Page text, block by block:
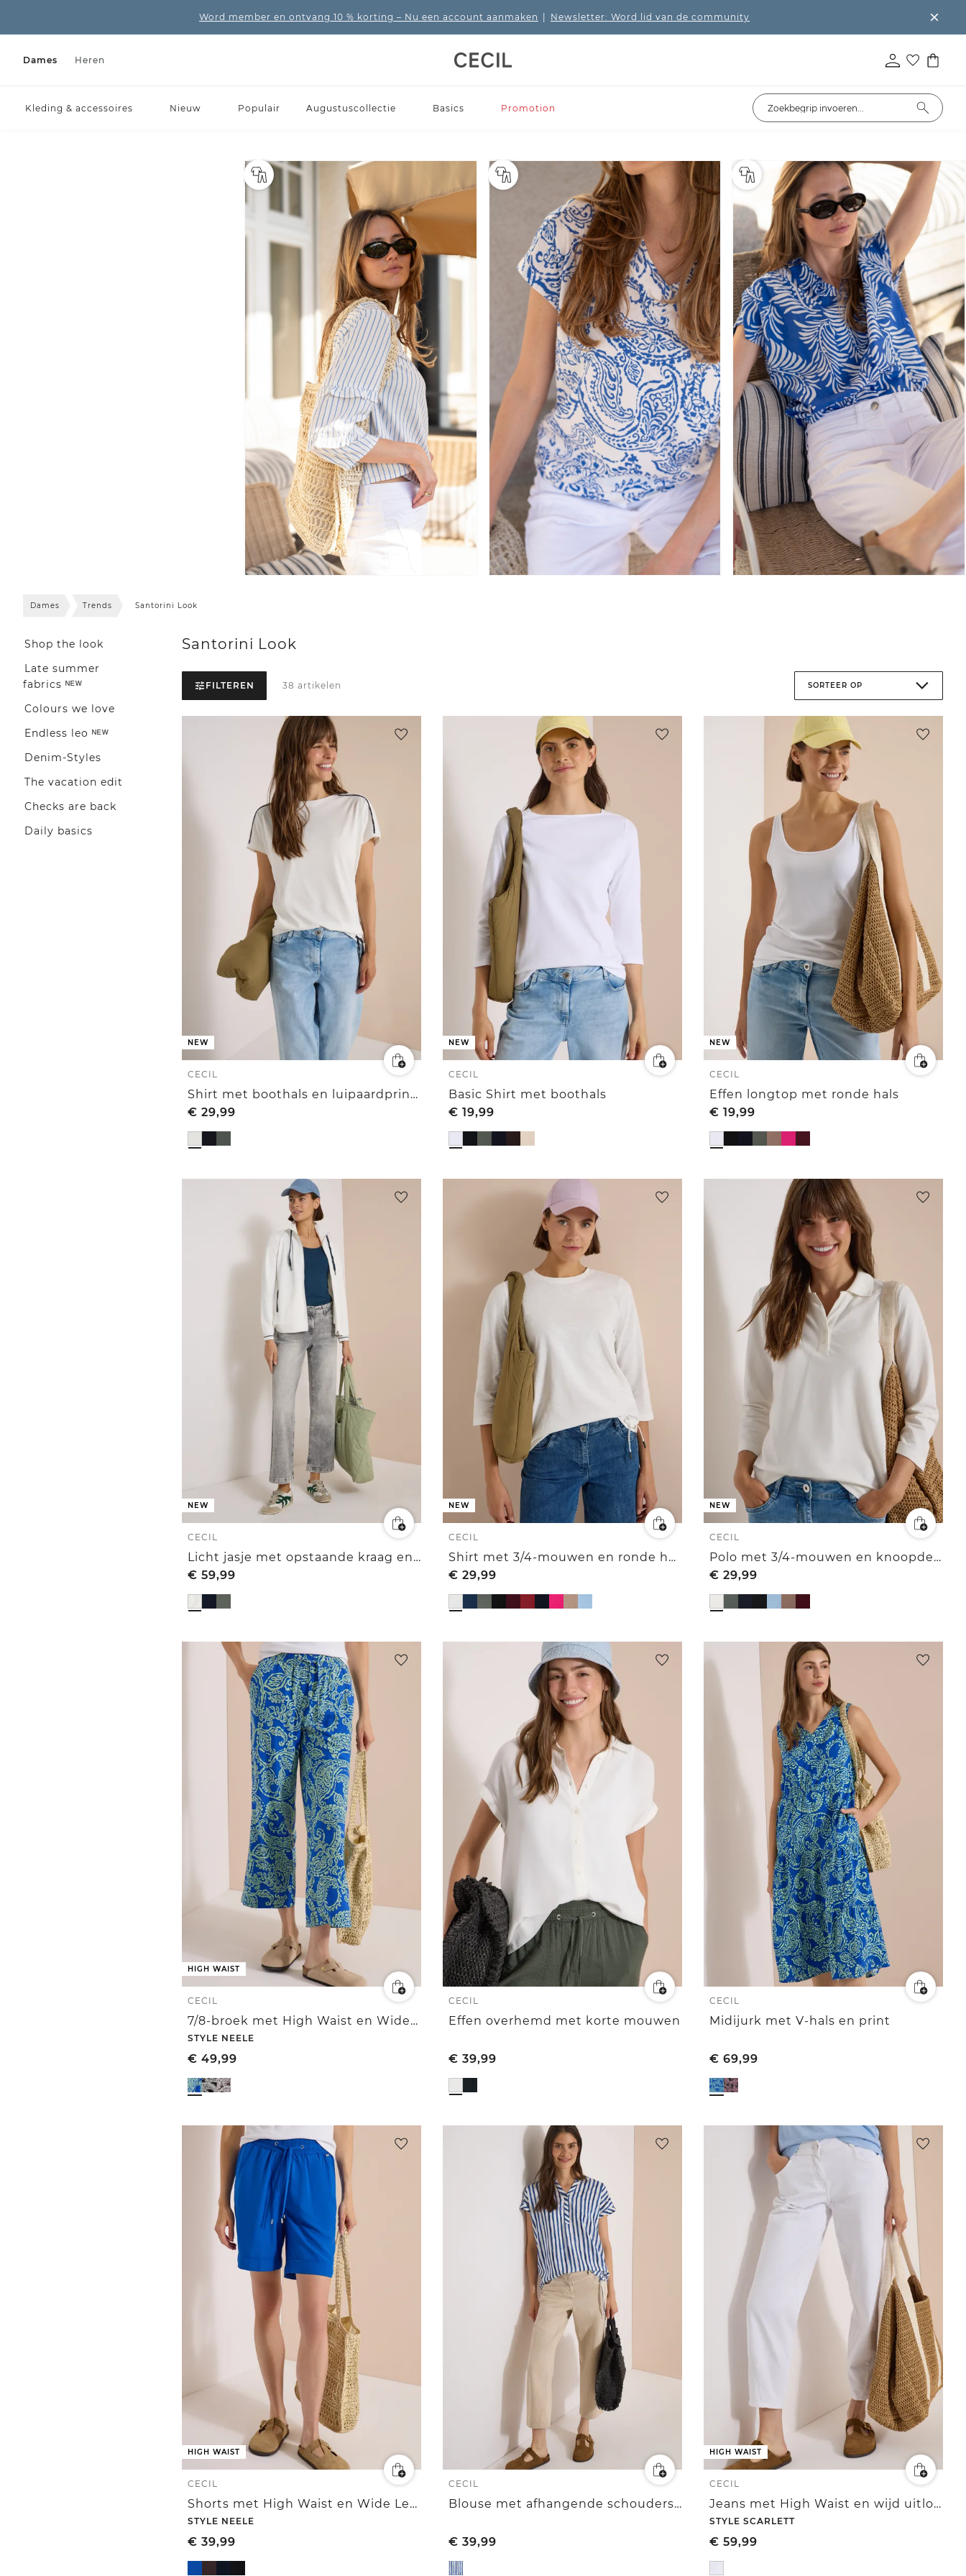
Word member en ontvang 10 % korting – Nu een account aanmaken Newsletter: Word lid van de community
Dames Heren
Kleding & accessoires Nieuw Populair Augustuscollectie Basics Promotion
Dames Trends Santorini Look
Shop the look
Late summer
fabrics ᴺᴱᵂ
Colours we love
Endless leo ᴺᴱᵂ
Denim-Styles
The vacation edit
Checks are back
Daily basics
Santorini Look
FILTEREN 38 artikelen SORTEER OP
NEW
CECIL
Shirt met boothals en luipaardprint-bies
€ 29,99
NEW
CECIL
Basic Shirt met boothals
€ 19,99
NEW
CECIL
Effen longtop met ronde hals
€ 19,99
NEW
CECIL
Licht jasje met opstaande kraag en ritssluiting
€ 59,99
NEW
CECIL
Shirt met 3/4-mouwen en ronde hals in effen kleur
€ 29,99
NEW
CECIL
Polo met 3/4-mouwen en knoopdetail
€ 29,99
HIGH WAIST
CECIL
7/8-broek met High Waist en Wide Leg pijpen in een Loose Fit pasvorm
STYLE NEELE
€ 49,99
CECIL
Effen overhemd met korte mouwen
€ 39,99
CECIL
Midijurk met V-hals en print
€ 69,99
HIGH WAIST
CECIL
Shorts met High Waist en Wide Leg pijpen in een Loose Fit pasvorm
STYLE NEELE
€ 39,99
CECIL
Blouse met afhangende schouders en strepen
€ 39,99
HIGH WAIST
CECIL
Jeans met High Waist en wijd uitlopende pijpen in een Loose Fit-pasvorm
STYLE SCARLETT
€ 59,99